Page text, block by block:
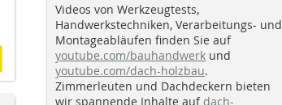
Videos von Werkzeugtests,
Handwerkstechniken, Verarbeitungs- und
Montageabläufen finden Sie auf
youtube.com/bauhandwerk und
youtube.com/dach-holzbau.
Zimmerleuten und Dachdeckern bieten
wir spannende Inhalte auf dach-